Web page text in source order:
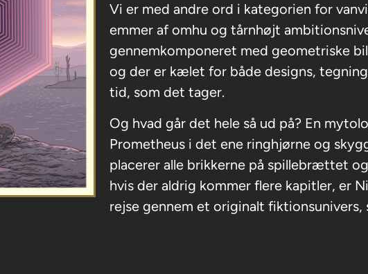
Vi er med andre ord i kategorien for
emmer af omhu og tårnhøjt
gennemkomponeret med geometriske
og der er kælet for både designs,
tid, som det tager.
Og hvad går det hele så ud på? En
Prometheus i det ene ringhjørne og
placerer alle brikkerne på spillebrættet
hvis der aldrig kommer flere kapitler, er
rejse gennem et originalt